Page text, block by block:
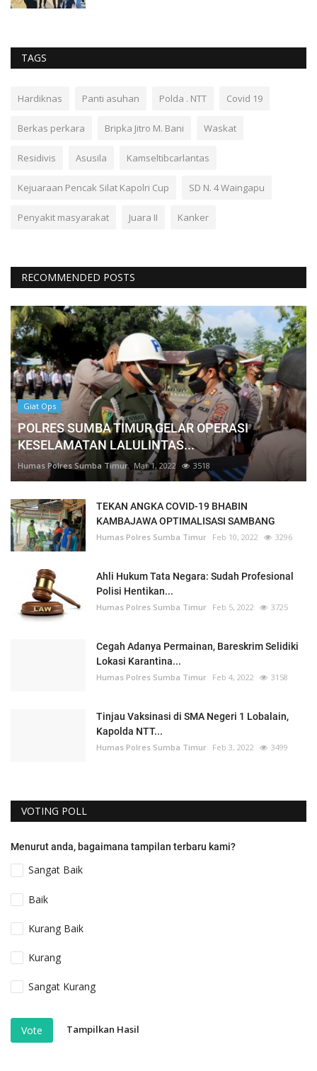
TAGS
Hardiknas Panti asuhan Polda . NTT Covid 19
Berkas perkara Bripka Jitro M. Bani Waskat
Residivis Asusila Kamseltibcarlantas
Kejuaraan Pencak Silat Kapolri Cup SD N. 4 Waingapu
Penyakit masyarakat Juara II Kanker
RECOMMENDED POSTS
Giat Ops
POLRES SUMBA TIMUR GELAR OPERASI
KESELAMATAN LALULINTAS...
Humas Polres Sumba Timur Mar 1, 2022 3518
TEKAN ANGKA COVID-19 BHABIN
KAMBAJAWA OPTIMALISASI SAMBANG
Humas Polres Sumba Timur Feb 10, 2022 3296
Ahli Hukum Tata Negara: Sudah Profesional
Polisi Hentikan...
Humas Polres Sumba Timur Feb 5, 2022 3725
Cegah Adanya Permainan, Bareskrim Selidiki
Lokasi Karantina...
Humas Polres Sumba Timur Feb 4, 2022 3158
Tinjau Vaksinasi di SMA Negeri 1 Lobalain,
Kapolda NTT...
Humas Polres Sumba Timur Feb 3, 2022 3499
VOTING POLL
Menurut anda, bagaimana tampilan terbaru kami?
Sangat Baik
Baik
Kurang Baik
Kurang
Sangat Kurang
Vote Tampilkan Hasil